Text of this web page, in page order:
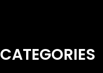
CATEGORIES